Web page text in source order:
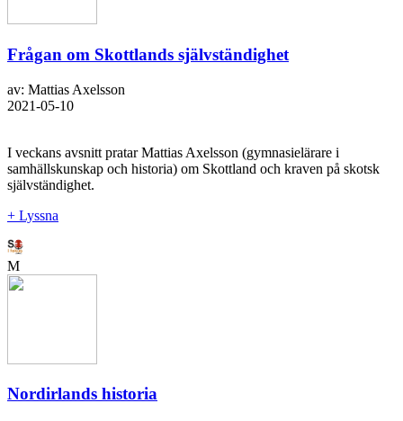
Frågan om Skottlands självständighet
av: Mattias Axelsson
2021-05-10
I veckans avsnitt pratar Mattias Axelsson (gymnasielärare i
samhällskunskap och historia) om Skottland och kraven på skotsk
självständighet.
+ Lyssna
M
Nordirlands historia